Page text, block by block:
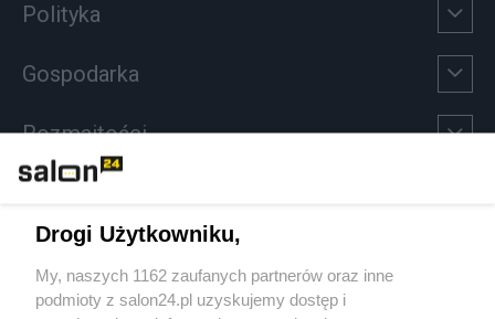
Polityka
Gospodarka
Rozmaitości
Sport
Społeczeństwo
Drogi Użytkowniku,
My, naszych 1162 zaufanych partnerów oraz inne
podmioty z salon24.pl uzyskujemy dostęp i